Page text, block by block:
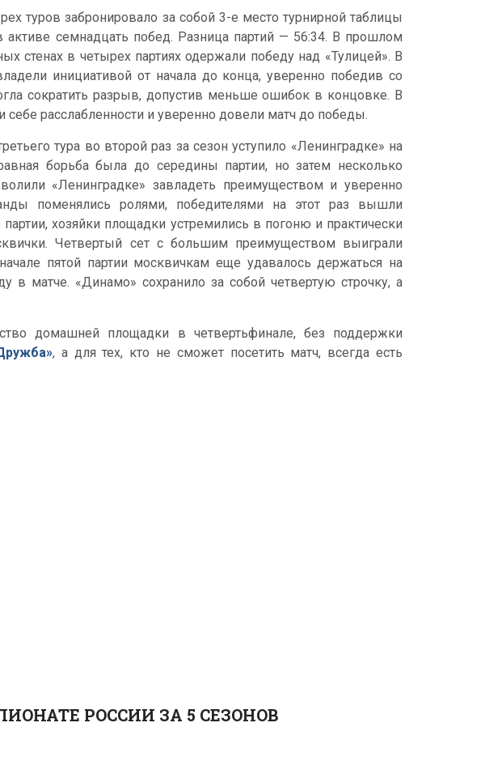
туров забронировало за собой 3-е место турнирной таблицы
активе семнадцать побед. Разница партий — 56:34. В прошлом
стенах в четырех партиях одержали победу над «Тулицей». В
инициативой от начала до конца, уверенно победив со
сократить разрыв, допустив меньше ошибок в концовке. В
себе расслабленности и уверенно довели матч до победы.
тура во второй раз за сезон уступило «Ленинградке» на
борьба была до середины партии, но затем несколько
«Ленинградке» завладеть преимуществом и уверенно
поменялись ролями, победителями на этот раз вышли
хозяйки площадки устремились в погоню и практически
Четвертый сет с большим преимуществом выиграли
пятой партии москвичкам еще удавалось держаться на
в матче. «Динамо» сохранило за собой четвертую строчку, а
домашней площадки в четвертьфинале, без поддержки
, а для тех, кто не сможет посетить матч, всегда есть
РОССИИ ЗА 5 СЕЗОНОВ